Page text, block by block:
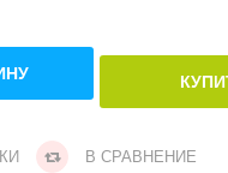
В СРАВНЕНИЕ